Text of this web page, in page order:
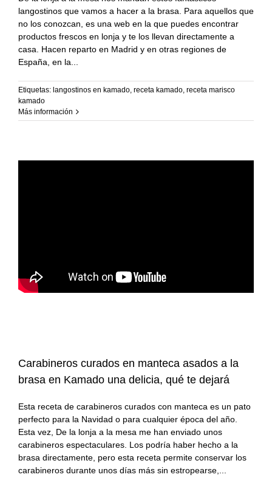
langostinos que vamos a hacer a la brasa. Para aquellos que
no los conozcan, es una web en la que puedes encontrar
productos frescos en lonja y te los llevan directamente a
casa. Hacen reparto en Madrid y en otras regiones de
España, en la
Etiquetas: langostinos en kamado receta kamado receta marisco
kamado
Más información
Carabineros curados en manteca asados a la
brasa en Kamado una delicia, qué te dejará
Esta receta de carabineros curados con manteca es un pato
perfecto para la Navidad o para cualquier época del año.
Esta vez, De la lonja a la mesa me han enviado unos
carabineros espectaculares. Los podría haber hecho a la
brasa directamente, pero esta receta permite conservar los
carabineros durante unos días más sin estropearse,